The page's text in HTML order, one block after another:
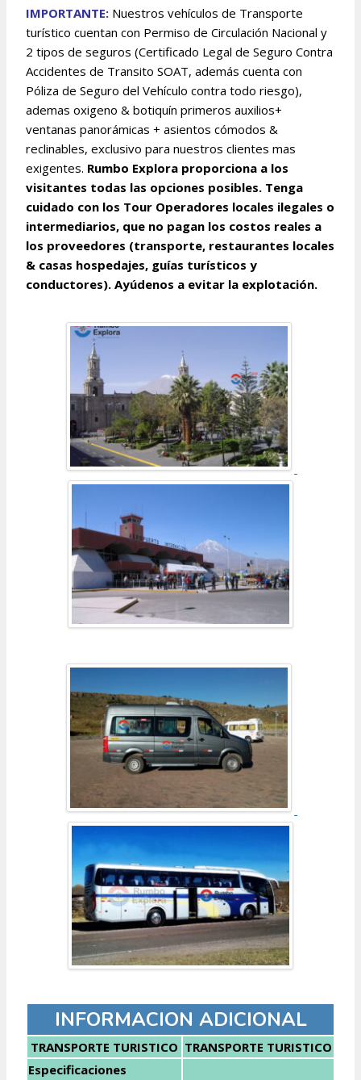
IMPORTANTE: Nuestros vehículos de Transporte
turístico cuentan con Permiso de Circulación Nacional y
2 tipos de seguros (Certificado Legal de Seguro Contra
Accidentes de Transito SOAT, además cuenta con
Póliza de Seguro del Vehículo contra todo riesgo),
ademas oxigeno & botiquín primeros auxilios+
ventanas panorámicas + asientos cómodos &
reclinables, exclusivo para nuestros clientes mas
exigentes. Rumbo Explora proporciona a los
visitantes todas las opciones posibles. Tenga
cuidado con los Tour Operadores locales ilegales o
intermediarios, que no pagan los costos reales a
los proveedores (transporte, restaurantes locales
& casas hospedajes, guías turísticos y
conductores). Ayúdenos a evitar la explotación.
INFORMACION ADICIONAL
TRANSPORTE TURISTICO TRANSPORTE TURISTICO
Especificaciones